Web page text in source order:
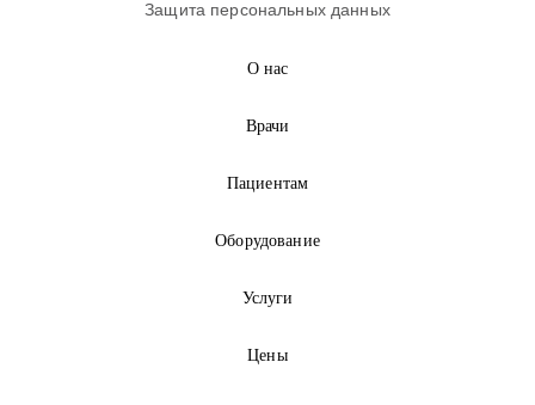
Защита персональных данных
О нас
Врачи
Пациентам
Оборудование
Услуги
Цены